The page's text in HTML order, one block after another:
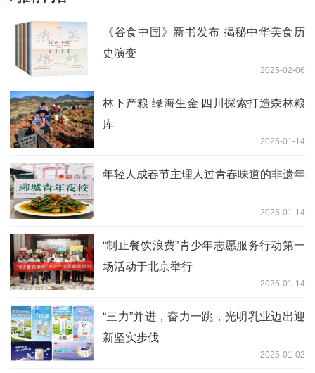
《谷食中国》新书发布 揭秘中华美食历
史演变
2025-02-06
林下产粮 绿海生金 四川探索打造森林粮
库
2025-01-14
年轻人成春节主理人过青春味道的非遗年
2025-01-14
“制止餐饮浪费”青少年志愿服务行动第一
场活动于北京举行
2025-01-14
“三力”并进，奋力一跳，光明乳业迈出迎
新坚实步伐
2025-01-02